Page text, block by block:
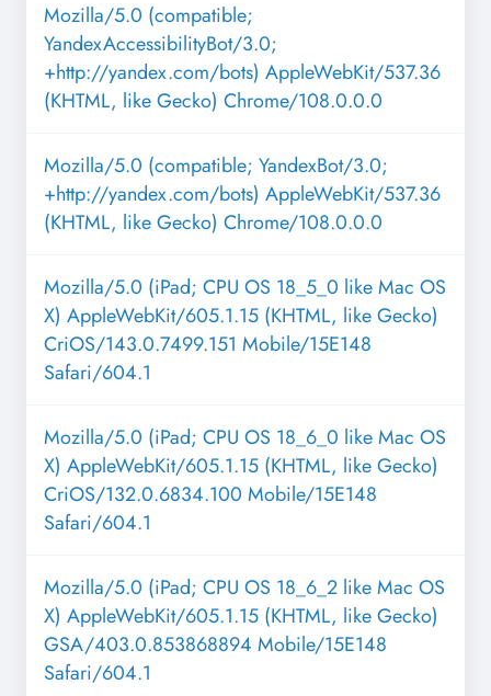
Mozilla/5.0 (compatible;
YandexAccessibilityBot/3.0;
+http://yandex.com/bots) AppleWebKit/537.36
(KHTML, like Gecko) Chrome/108.0.0.0
Mozilla/5.0 (compatible; YandexBot/3.0;
+http://yandex.com/bots) AppleWebKit/537.36
(KHTML, like Gecko) Chrome/108.0.0.0
Mozilla/5.0 (iPad; CPU OS 18_5_0 like Mac OS
X) AppleWebKit/605.1.15 (KHTML, like Gecko)
CriOS/143.0.7499.151 Mobile/15E148
Safari/604.1
Mozilla/5.0 (iPad; CPU OS 18_6_0 like Mac OS
X) AppleWebKit/605.1.15 (KHTML, like Gecko)
CriOS/132.0.6834.100 Mobile/15E148
Safari/604.1
Mozilla/5.0 (iPad; CPU OS 18_6_2 like Mac OS
X) AppleWebKit/605.1.15 (KHTML, like Gecko)
GSA/403.0.853868894 Mobile/15E148
Safari/604.1